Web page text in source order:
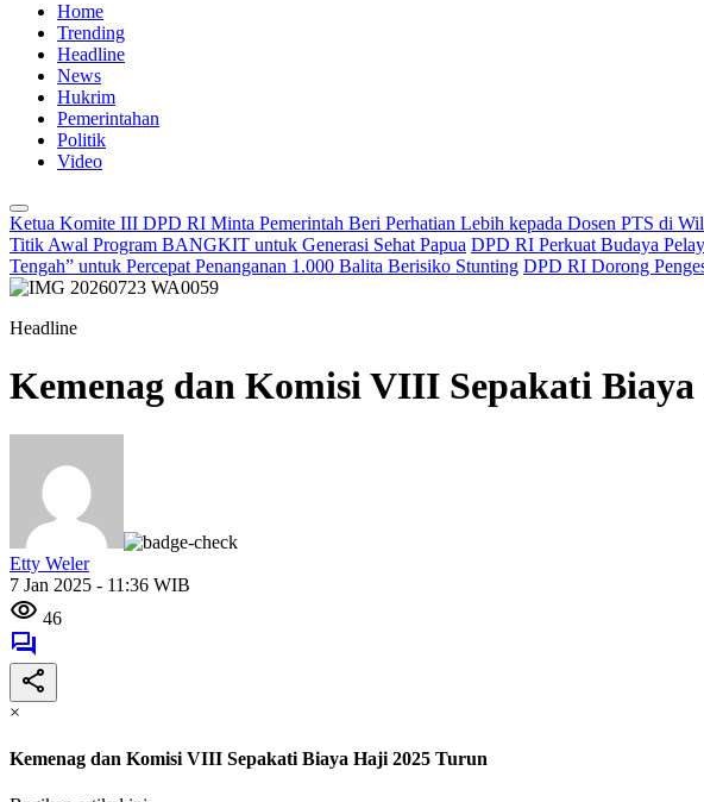
Home
Trending
Headline
News
Hukrim
Pemerintahan
Politik
Video
Ketua Komite III DPD RI Minta Pemerintah Beri Perhatian Lebih kepada Dosen PTS di
Titik Awal Program BANGKIT untuk Generasi Sehat Papua DPD RI Perkuat Budaya
Tengah” untuk Percepat Penanganan 1.000 Balita Berisiko Stunting DPD RI Dorong
Headline
Kemenag dan Komisi VIII Sepakati
Etty Weler
7 Jan 2025 - 11:36 WIB
46
×
Kemenag dan Komisi VIII Sepakati Biaya Haji 2025 Turun